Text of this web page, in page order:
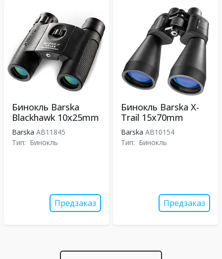
Бинокль Barska
Blackhawk 10x25mm
Barska AB11845
Тип: Бинокль
Предзаказ
Бинокль Barska X-
Trail 15x70mm
Barska AB10154
Тип: Бинокль
Предзаказ